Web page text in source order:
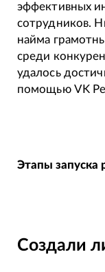
эффективных
сотрудников.
найма
среди
удалось
помощью VK
Этапы запуска
Создали